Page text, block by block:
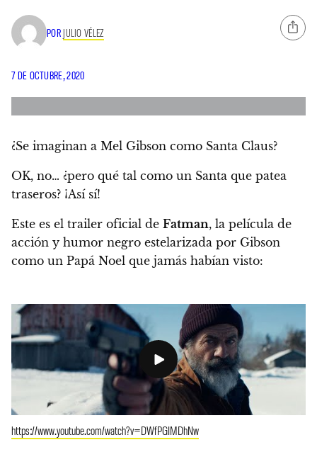
POR JULIO VÉLEZ
7 DE OCTUBRE, 2020
¿Se imaginan a Mel Gibson como Santa Claus?
OK, no… ¿pero qué tal como un Santa que patea
traseros? ¡Así sí!
Este es el trailer oficial de Fatman, la película de
acción y humor negro estelarizada por Gibson
como un Papá Noel que jamás habían visto:
https://www.youtube.com/watch?v=DWfPGIMDhNw